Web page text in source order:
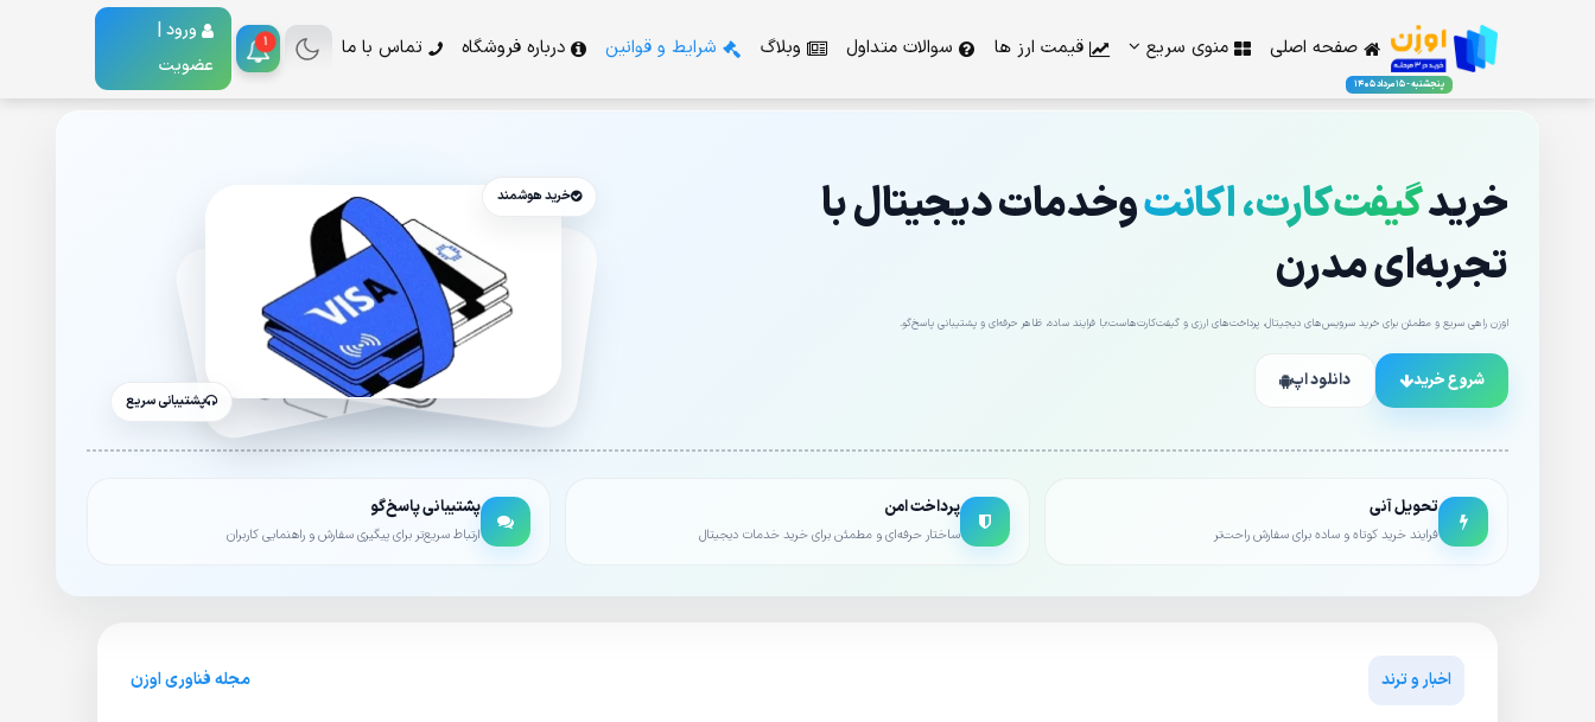
پنجشنبه - 15 مرداد 1405
صفحه اصلی منوی سریع قیمت ارز ها سوالات متداول وبلاگ شرایط و قوانین درباره فروشگاه تماس با ما 1
ورود |
عضویت
خریدگیفت‌کارت، اکانتوخدمات دیجیتال با
تجربه‌ای مدرن
اوزن راهی سریع و مطمئن برای خرید سرویس‌های دیجیتال، پرداخت‌های ارزی و گیفت‌کارت‌هاست؛با فرایند ساده، ظاهر حرفه‌ای و پشتیبانی پاسخ‌گو.
شروع خرید دانلود اپ
خرید هوشمند
پشتیبانی سریع
تحویل آنی
فرایند خرید کوتاه و ساده برای سفارش راحت‌تر
پرداخت امن
ساختار حرفه‌ای و مطمئن برای خرید خدمات دیجیتال
پشتیبانی پاسخ‌گو
ارتباط سریع‌تر برای پیگیری سفارش و راهنمایی کاربران
اخبار و ترند مجله فناوری اوزن